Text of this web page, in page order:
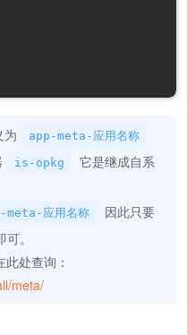
为 app-meta-应用名称
is-opkg
它是继成自系
meta-应用名称
因此只要
。
处查询：
meta/